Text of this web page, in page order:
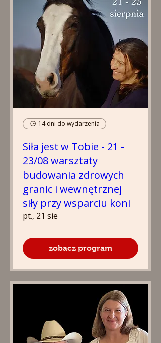
14 dni do wydarzenia
Siła jest w Tobie - 21 -
23/08 warsztaty
budowania zdrowych
granic i wewnętrznej
siły przy wsparciu koni
pt., 21 sie
zobacz program